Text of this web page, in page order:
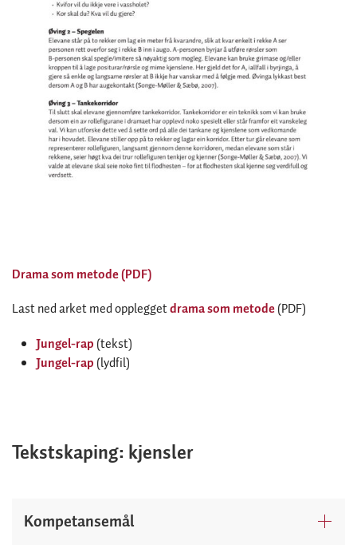
Drama som metode (PDF)
Last ned arket med oppleggetdrama som metode(PDF)
Jungel-rap (tekst)
Jungel-rap (lydfil)
Tekstskaping: kjensler
Kompetansemål